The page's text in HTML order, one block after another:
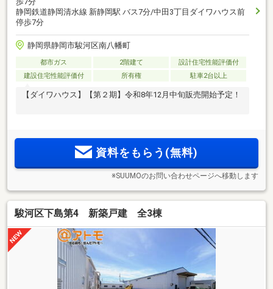
静岡鉄道静岡清水線 新静岡駅 バス7分/中田3丁目ダイワハウス前
停歩7分
静岡県静岡市駿河区南八幡町
都市ガス 2階建て
設計住宅性能評価付
建設住宅性能評価付
所有権 駐車2台以上
【ダイワハウス】【第２期】令和8年12月中旬販売開始予定！
資料をもらう(無料)
※SUUMOのお問い合わせページへ移動します
駿河区下島第4 新築戸建 全3棟